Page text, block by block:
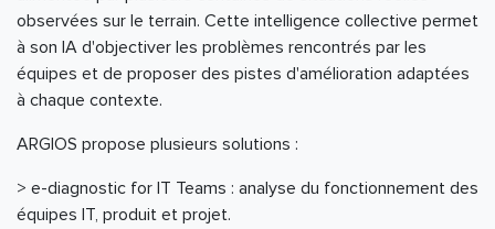
observées sur le terrain. Cette intelligence collective permet
à son IA d'objectiver les problèmes rencontrés par les
équipes et de proposer des pistes d'amélioration adaptées
à chaque contexte.
ARGIOS propose plusieurs solutions :
> e-diagnostic for IT Teams : analyse du fonctionnement des
équipes IT, produit et projet.